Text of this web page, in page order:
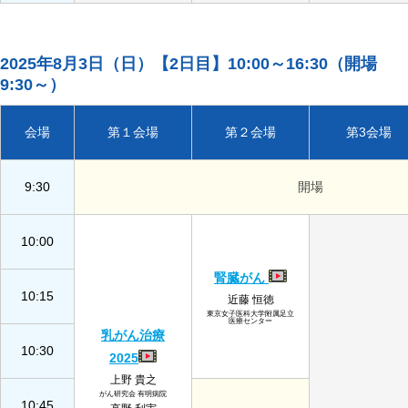
2025年8月3日（日）【2日目】10:00～16:30（開場
9:30～）
会場 第１会場 第２会場 第3会場
9:30 開場
10:00
乳がん治療
2025
上野 貴之
がん研究会 有明病院
腎臓がん
近藤 恒徳
東京女子医科大学附属足立
医療センター
10:15
10:30
10:45